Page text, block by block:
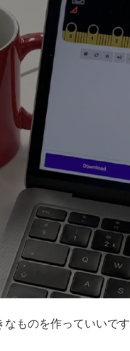
なものを作っていいです